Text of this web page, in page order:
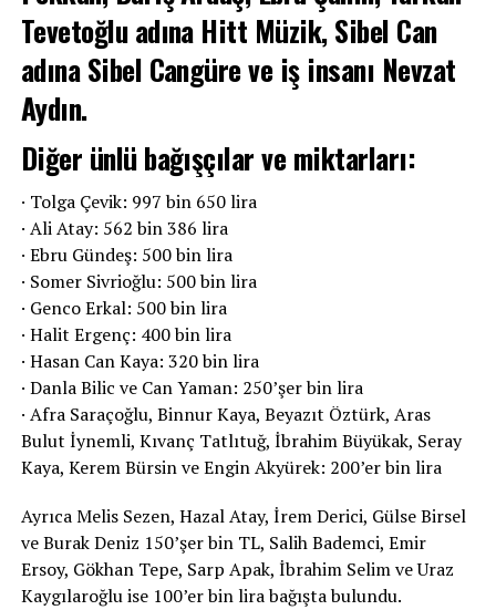
Tevetoğlu adına Hitt Müzik, Sibel Can
adına Sibel Cangüre ve iş insanı Nevzat
Aydın.
Diğer ünlü bağışçılar ve miktarları:
· Tolga Çevik: 997 bin 650 lira
· Ali Atay: 562 bin 386 lira
· Ebru Gündeş: 500 bin lira
· Somer Sivrioğlu: 500 bin lira
· Genco Erkal: 500 bin lira
· Halit Ergenç: 400 bin lira
· Hasan Can Kaya: 320 bin lira
· Danla Bilic ve Can Yaman: 250’şer bin lira
· Afra Saraçoğlu, Binnur Kaya, Beyazıt Öztürk, Aras
Bulut İynemli, Kıvanç Tatlıtuğ, İbrahim Büyükak, Seray
Kaya, Kerem Bürsin ve Engin Akyürek: 200’er bin lira
Ayrıca Melis Sezen, Hazal Atay, İrem Derici, Gülse Birsel
ve Burak Deniz 150’şer bin TL, Salih Bademci, Emir
Ersoy, Gökhan Tepe, Sarp Apak, İbrahim Selim ve Uraz
Kaygılaroğlu ise 100’er bin lira bağışta bulundu.